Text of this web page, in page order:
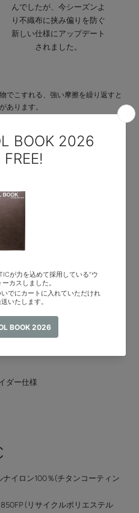
んでしたが、今シーズンよ
り不織布に挟み偏りを防ぐ
新しい仕様にアップデート
されました。
でこすれる、強い摩擦を繰り返すと
あります。
り、汗など蒸れた環境下で擦れを繰
所がほぼ無く、また荷重状態での摩
は低減されます。
シートを2枚重ねた保温力の高
シート1枚仕様
節ドローコード)
カフス
つ、内側グローブ用メッシュポケ
ダー仕様
イロン100％(チタンコーティン
(リサイクルポリエステル